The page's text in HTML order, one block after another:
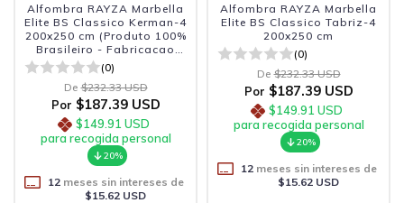
Alfombra RAYZA Marbella
Elite BS Classico Kerman-4
200x250 cm (Produto 100%
Brasileiro - Fabricacao
Nacional)
(0)
De $232.33 USD
Por $187.39 USD
$149.91 USD
para recogida personal
20%
12meses sin intereses de
$15.62 USD
Alfombra RAYZA Marbella
Elite BS Classico Tabriz-4
200x250 cm
(0)
De $232.33 USD
Por $187.39 USD
$149.91 USD
para recogida personal
20%
12meses sin intereses de
$15.62 USD